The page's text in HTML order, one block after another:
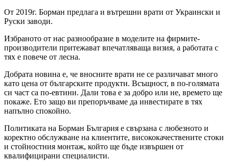
От 2019г. Борман предлага и вътрешни врати от Украински и
Руски заводи.
Избраното от нас разнообразие в моделите на фирмите-
производители притежават впечатляваща визия, а работата с
тях е повече от лесна.
Добрата новина е, че вносните врати не се различават много
като цена от българските продукти. Всъщност, в по-голямата
си част са по-евтини. Дали това е за добро или не, времето ще
покаже. Ето защо ви препоръчваме да инвестирате в тях
напълно спокойно.
Политиката на Борман България е свързана с любезното и
коректно обслужване на клиентите, висококачествените стоки
и стойностния монтаж, който ще бъде извършен от
квалифицирани специалисти.